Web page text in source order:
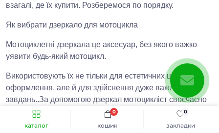
каталог закладки
0
кошик
0
взагалі, де їх купити. Розберемося по порядку.
Як вибрати дзеркало для мотоцикла
Мотоциклетні дзеркала це аксесуар, без якого важко
уявити будь-який мотоцикл.
Використовують їх не тільки для естетичних цілей або
оформлення, але й для здійснення дуже важливих
завдань..За допомогою дзеркал мотоцикліст своєчасно
побачить небезпеку і встигне на неї відреагувати.
Мотоцикл обов'язкова умова, недотримання якої